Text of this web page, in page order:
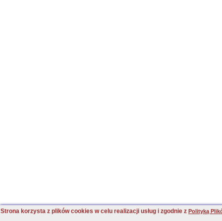
Strona korzysta z plików cookies w celu realizacji usług i zgodnie z Polityką